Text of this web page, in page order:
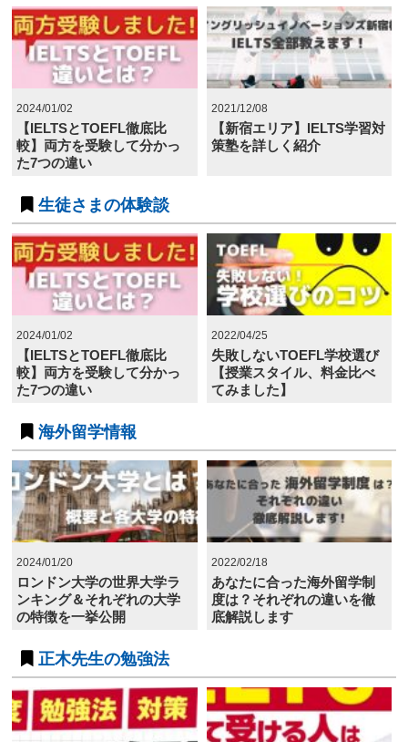
2024/01/02
【IELTSとTOEFL徹底比
較】両方を受験して分かっ
た7つの違い
2021/12/08
【新宿エリア】IELTS学習対
策塾を詳しく紹介
生徒さまの体験談
2024/01/02
【IELTSとTOEFL徹底比
較】両方を受験して分かっ
た7つの違い
2022/04/25
失敗しないTOEFL学校選び
【授業スタイル、料金比べ
てみました】
海外留学情報
2024/01/20
ロンドン大学の世界大学ラ
ンキング＆それぞれの大学
の特徴を一挙公開
2022/02/18
あなたに合った海外留学制
度は？それぞれの違いを徹
底解説します
正木先生の勉強法